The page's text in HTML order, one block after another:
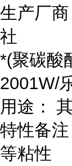
生产厂
社
*(聚碳酸
2001W/
用途：
特性备
等粘性